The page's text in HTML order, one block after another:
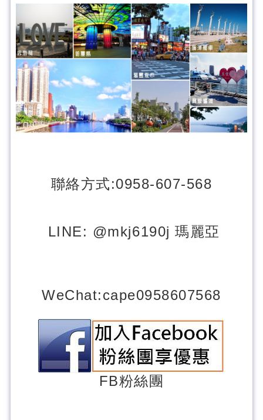
聯絡方式:0958-607-568
LINE: @mkj6190j 瑪麗亞
WeChat:cape0958607568
FB粉絲團